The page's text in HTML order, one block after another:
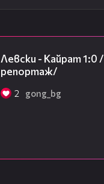
Левски - Кайрат 1:0 /
репортаж/
2 gong_bg